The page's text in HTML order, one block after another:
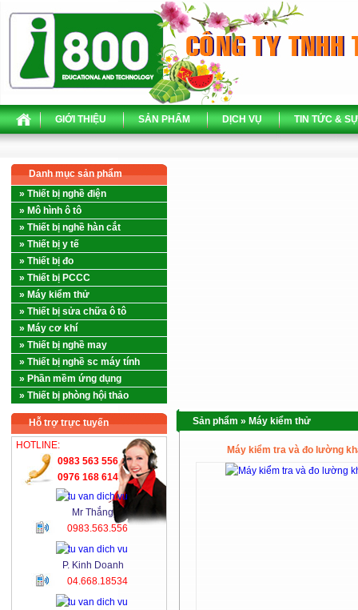
GIỚI THIỆU SẢN PHẨM DỊCH VỤ TIN TỨC &
Danh mục sản phẩm
» Thiết bị nghề điện
» Mô hình ô tô
» Thiết bị nghề hàn cắt
» Thiết bị y tế
» Thiết bị đo
» Thiết bị PCCC
» Máy kiểm thử
» Thiết bị sửa chữa ô tô
» Máy cơ khí
» Thiết bị nghề may
» Thiết bị nghề sc máy tính
» Phần mềm ứng dụng
» Thiết bị phòng hội thảo
Hỗ trợ trực tuyến
HOTLINE:
0983 563 556
0976 168 614
Mr Thắng
0983.563.556
P. Kinh Doanh
04.668.18534
Sản phẩm » Máy kiểm thử
Máy kiểm tra và đo lường